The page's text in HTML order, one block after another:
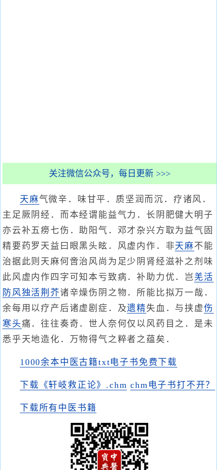
关注微信公众号，每日更新 >>>
天麻气微辛．味甘平．质坚润而沉．疗诸风．
主足厥阴经．而本经谓能益气力．长阴肥健大明子
亦云补五痨七伤．助阳气．邓才杂兴方取为益气固
精要药罗天益曰眼黑头眩．风虚内作．非天麻不能
治据此则天麻何啻治风尚为足少阴肾经滋补之剂味
此风虚内作四字可知本亏致病．补助力优．岂羌活
防风独活荆芥诸辛燥伤阴之物．所能比拟万一哉．
余每用以疗产后诸虚剧症．及遗精失血．与挟虚伤
寒头痛．往往奏奇．世人奈何仅以风药目之．是未
悉乎天地造化．万物得气之粹者之蕴矣．
1000余本中医古籍txt电子书免费下载
下载《轩岐救正论》.chm chm电子书打不开？
下载所有中医书籍